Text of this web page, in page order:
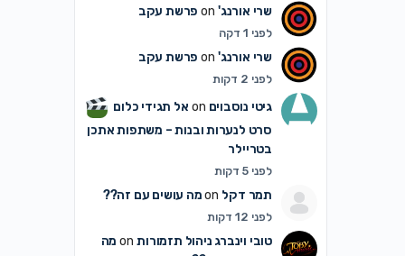
שרי אורנג'on פרשת עקב
לפני 1 דקה
שרי אורנג'on פרשת עקב
לפני 2 דקות
גיטי נוסבוים
אל תגידי כלום
סרט לנערות ובנות – משתפות אתכן
בטריילר
לפני 5 דקות
תמר דקל מה עושים עם זה??
לפני 12 דקות
טובי וינברג ניהול תזמורותon
מה